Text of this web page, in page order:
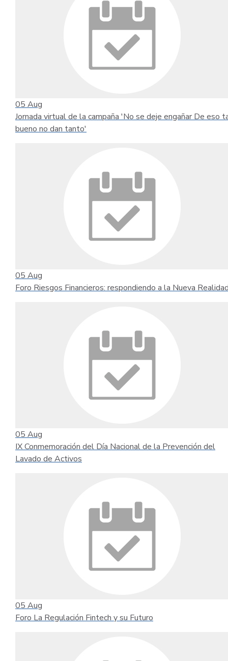
05 Aug
Jornada virtual de la campaña 'No se deje engañar De eso
bueno no dan tanto'
05 Aug
Foro Riesgos Financieros: respondiendo a la Nueva
05 Aug
IX Conmemoración del Día Nacional de la Prevención del
Lavado de Activos
05 Aug
Foro La Regulación Fintech y su Futuro